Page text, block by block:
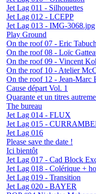
Jet Lag 011 - Silhouettes
Jet Lag 012 - LCEPP
Jet Lag 013 - IMG-3068.jpg
Play Ground
On the roof 07 - Eric
On the roof 08 - Loïc
On the roof 09 - Vincent
On the roof 10 - Atelier
On the roof 12 - Jean-Marc
Cause départ Vol. 1
Quarante et un titres
The bureau
Jet Lag 014 - FLUX
Jet Lag 015 -
Jet Lag 016
Please save the date !
Ici bientôt
Jet Lag 017 - Cad Block
Jet Lag 018 - Colérique +
Jet Lag 019 - Transition
Jet Lag 020 - BAYER